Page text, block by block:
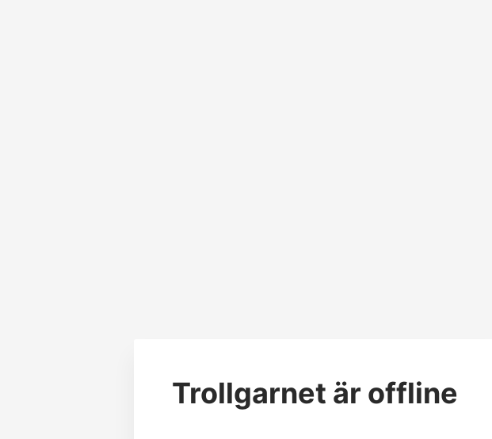
Trollgarnet är offline